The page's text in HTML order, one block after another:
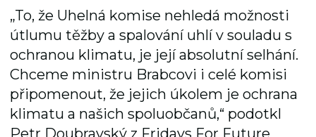
„To, že Uhelná komise nehledá možnosti
útlumu těžby a spalování uhlí v souladu s
ochranou klimatu, je její absolutní selhání.
Chceme ministru Brabcovi i celé komisi
připomenout, že jejich úkolem je ochrana
klimatu a našich spoluobčanů,“ podotkl
Petr Doubravský z Fridays For Future